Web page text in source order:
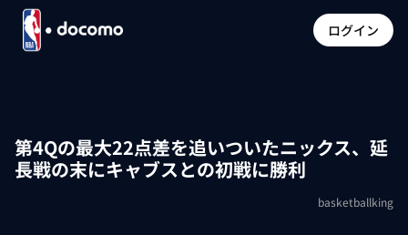
ログイン
第4Qの最大22点差を追いついたニックス、延
長戦の末にキャブスとの初戦に勝利
basketballking